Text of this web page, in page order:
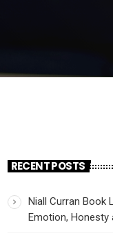
RECENT POSTS
Niall Curran Book
Emotion, Honesty